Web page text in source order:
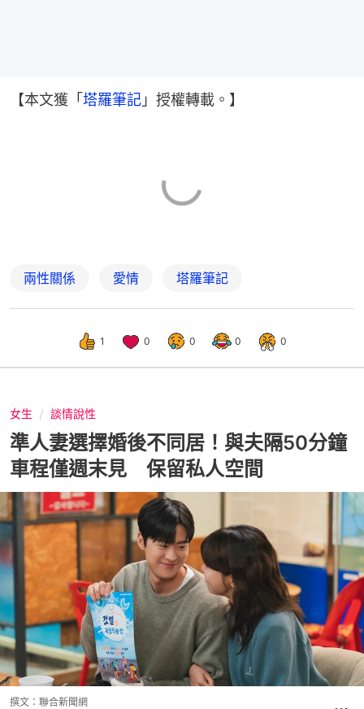
【本文獲「 塔羅筆記 」授權轉載。】
兩性關係 愛情 塔羅筆記
1 0 0 0 0
女生 談情說性
準人妻選擇婚後不同居！與夫隔50分鐘
車程僅週末見 保留私人空間
撰文： 聯合新聞網